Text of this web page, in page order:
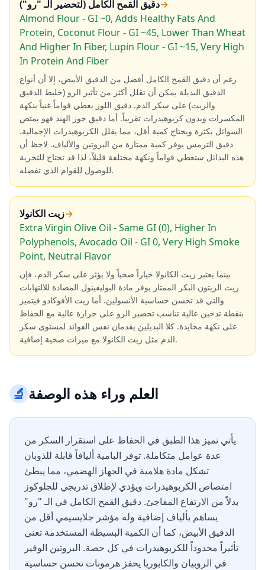
دقيق القمح الكامل (لتحضير الـ "رو")→
Almond Flour - GI ~0, Adds Healthy Fats And
Protein, Coconut Flour - GI ~45, Lower Than Wheat
And Higher In Fiber, Lupin Flour - GI ~15, Very High
In Protein And Fiber
رغم أن دقيق القمح الكامل أفضل من الدقيق الأبيض، إلا أن أنواع
الدقيق البديلة يمكن أن تقلل أكثر من تأثير الرو (خليط الدقيق
والزيت) على سكر الدم. دقيق اللوز يعطي قواماً غنياً بنكهة
المكسرات وبدون كربوهيدرات تقريباً. أما دقيق جوز الهند فهو يمتص
السوائل بكثرة ويحتاج كمية أقل، مما يقلل الكربوهيدرات الإجمالية.
دقيق الترمس يوفر كمية ممتازة من البروتين والألياف. لاحظ أن
هذه البدائل ستعطي قواماً ونكهة مختلفة قليلاً، لذا قد تحتاج للتجربة
للوصول للقوام الذي تفضله.
زيت الكانولا→
Extra Virgin Olive Oil - Same GI (0), Higher In
Polyphenols, Avocado Oil - GI 0, Very High Smoke
Point, Neutral Flavor
بينما يعتبر زيت الكانولا خياراً صحياً ولا يؤثر على سكر الدم، فإن
زيت الزيتون البكر الممتاز يوفر مادة البوليفينول المضادة للالتهابات
والتي قد تحسن حساسية الأنسولين. أما زيت الأفوكادو فيتميز
بنقطة تدخين عالية تناسب تحضير الرو على حرارة عالية مع الحفاظ
على نكهة محايدة. كلا البديلين يقدمان نفس الفوائد لمستوى سكر
الدم مثل زيت الكانولا مع ميزات صحية إضافية.
🔬العلم وراء هذه الوصفة
يأتي تميز هذا الطبق في الحفاظ على استقرار السكر من
عدة عوامل متكاملة. توفر البامية أليافاً قابلة للذوبان
تشكل مادة هلامية في الجهاز الهضمي، مما يبطئ
امتصاص الكربوهيدرات ويؤدي لإطلاق تدريجي للجلوكوز
بدلاً من الارتفاع المفاجئ. دقيق القمح الكامل في الـ "رو"
يساهم بألياف إضافية وله مؤشر جلايسيمي أقل من
الدقيق الأبيض، كما أن الكمية البسيطة المستخدمة تعني
تأثيراً محدوداً للكربوهيدرات في كل حصة. البروتين الوفير
في الروبيان والكابوريا يحفز هرمونات تحسن حساسية